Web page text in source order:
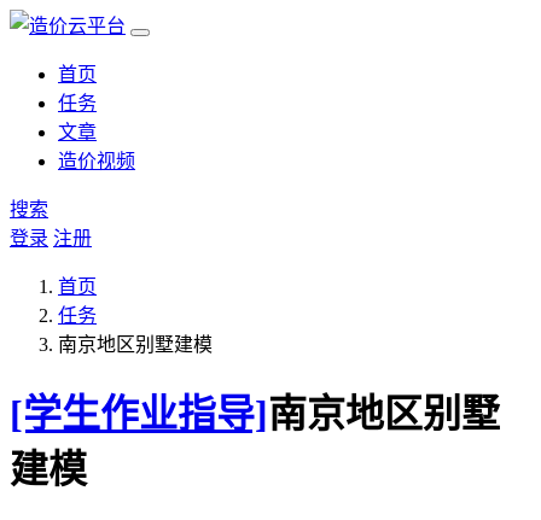
首页
任务
文章
造价视频
搜索
登录 注册
首页
任务
南京地区别墅建模
[学生作业指导]南京地区别墅
建模